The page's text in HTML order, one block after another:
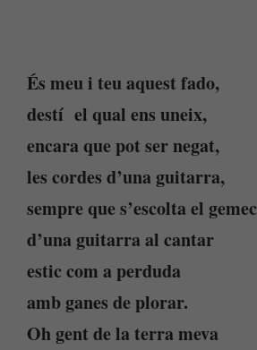
És meu i teu aquest fado,
destí el qual ens uneix,
encara que pot ser negat,
les cordes d’una guitarra,
sempre que s’escolta el gemec
d’una guitarra al cantar
estic com a perduda
amb ganes de plorar.
Oh gent de la terra meva